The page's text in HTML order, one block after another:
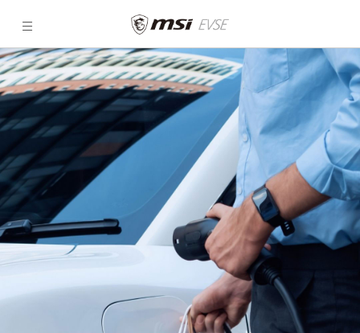
MSI
Retail
Charging
|
Effizientes
EV-